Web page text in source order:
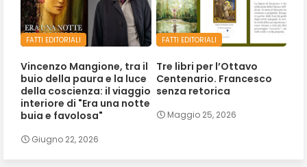
FATTI EDITORIALI
Vincenzo Mangione, tra il
buio della paura e la luce
della coscienza: il viaggio
interiore di "Era una notte
buia e favolosa"
Giugno 22, 2026
FATTI EDITORIALI
Tre libri per l’Ottavo
Centenario. Francesco
senza retorica
Maggio 25, 2026